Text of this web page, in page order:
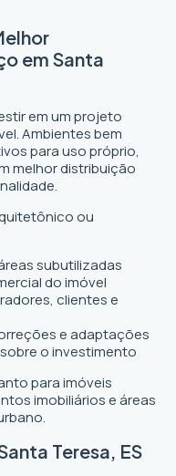
em Santa
em um projeto
Ambientes bem
para uso próprio,
melhor distribuição
ou
subutilizadas
do imóvel
clientes e
e adaptações
o investimento
para imóveis
imobiliários e áreas
Teresa, ES